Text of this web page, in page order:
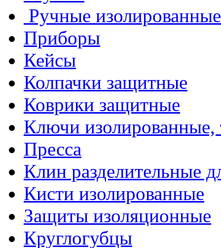
Ручные
Приборы
Кейсы
Колпачки защитные
Коврики защитные
Ключи изолированные,
Пресса
Клин разделительные
Кисти изолированные
Защиты изоляционные
Круглогубцы